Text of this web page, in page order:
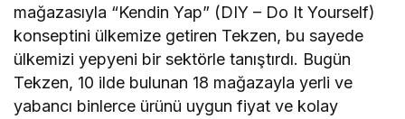
mağazasıyla “Kendin Yap” (DIY – Do It Yourself)
konseptini ülkemize getiren Tekzen, bu sayede
ülkemizi yepyeni bir sektörle tanıştırdı. Bugün
Tekzen, 10 ilde bulunan 18 mağazayla yerli ve
yabancı binlerce ürünü uygun fiyat ve kolay